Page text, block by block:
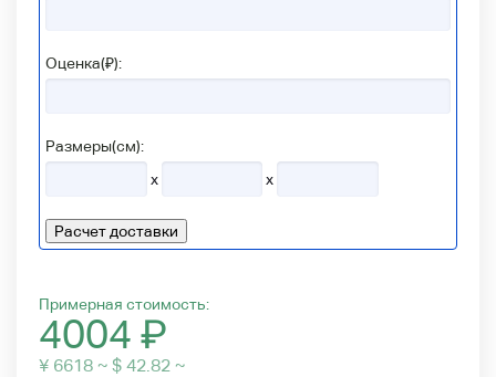
Оценка(₽):
Размеры(см):
x
x
Расчет доставки
Примерная стоимость:
4004 ₽
¥ 6618 ~ $ 42.82 ~